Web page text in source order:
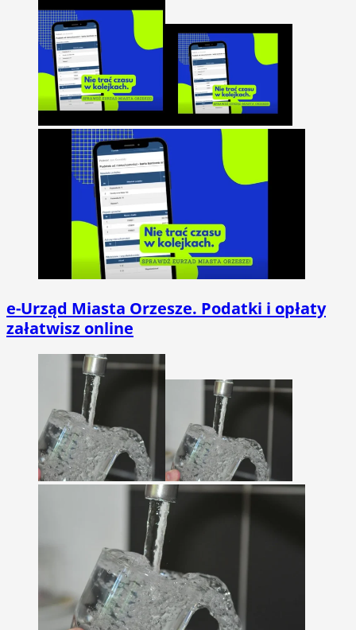
e-Urząd Miasta Orzesze. Podatki i opłaty
załatwisz online